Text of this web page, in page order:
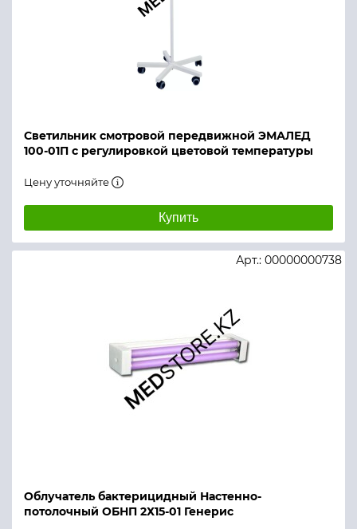
Светильник смотровой передвижной ЭМАЛЕД
100-01П с регулировкой цветовой температуры
Цену уточняйте
Купить
Облучатель бактерицидный Настенно-
потолочный ОБНП 2Х15-01 Генерис
Арт.: 00000000738